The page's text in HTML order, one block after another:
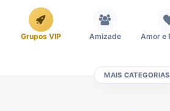
Grupos VIP Amizade
MAIS CATEGORIAS